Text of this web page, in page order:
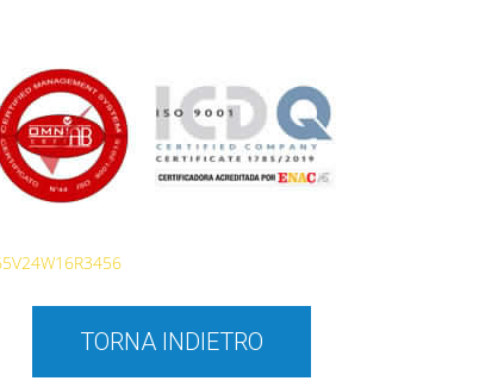
TORNA INDIETRO